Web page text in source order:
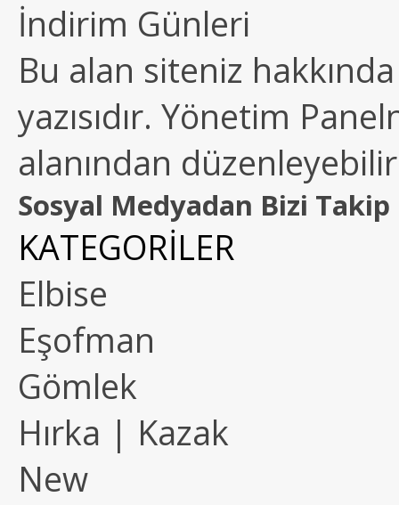
İndirim Günleri
Bu alan siteniz
yazısıdır. Yönetim
alanından
Sosyal Medyadan Bizi Takip
KATEGORİLER
Elbise
Eşofman
Gömlek
Hırka | Kazak
New